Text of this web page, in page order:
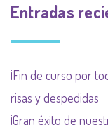
Entradas
¡Fin de curso por
risas y despedidas
¡Gran éxito de